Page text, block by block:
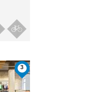
3